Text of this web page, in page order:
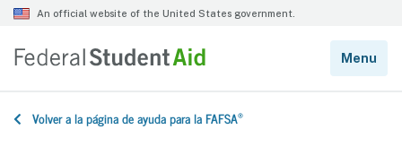
Volver a la página de ayuda para la FAFSA®